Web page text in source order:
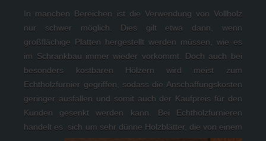
In manchen Bereichen ist die Verwendung von Vollholz
nur schwer möglich. Dies gilt etwa dann, wenn
großflächige Platten hergestellt werden müssen, wie es
im Schrankbau immer wieder vorkommt. Doch auch bei
besonders kostbaren Hölzern wird meist zum
Echtholzfurnier gegriffen, sodass die Anschaffungskosten
geringer ausfallen und somit auch der Kaufpreis für den
Kunden gesenkt werden kann. Bei Echtholzfurnieren
handelt es
sich um sehr dünne Holzblätter, die von einem